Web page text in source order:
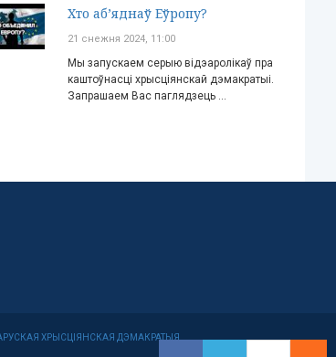
Хто аб’яднаў Еўропу?
21 снежня 2024, 11:00
Мы запускаем серыю відэаролікаў пра
каштоўнасці хрысціянскай дэмакратыі.
Запрашаем Вас паглядзець ...
ХРЫСЦІЯНСКАЯ ДЭМАКРАТЫЯ